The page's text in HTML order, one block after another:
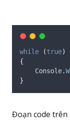
while (true)
{
Console.
}
Đoạn code trên